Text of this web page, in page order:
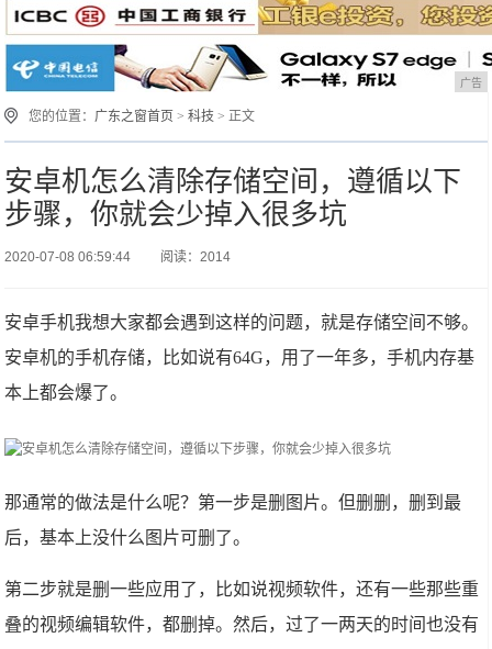
广告
您的位置： 广东之窗首页 >科技 > 正文
安卓机怎么清除存储空间，遵循以下
步骤，你就会少掉入很多坑
2020-07-08 06:59:44 阅读：2014
安卓手机我想大家都会遇到这样的问题，就是存储空间不够。
安卓机的手机存储，比如说有64G，用了一年多，手机内存基
本上都会爆了。
那通常的做法是什么呢？第一步是删图片。但删删，删到最
后，基本上没什么图片可删了。
第二步就是删一些应用了，比如说视频软件，还有一些那些重
叠的视频编辑软件，都删掉。然后，过了一两天的时间也没有